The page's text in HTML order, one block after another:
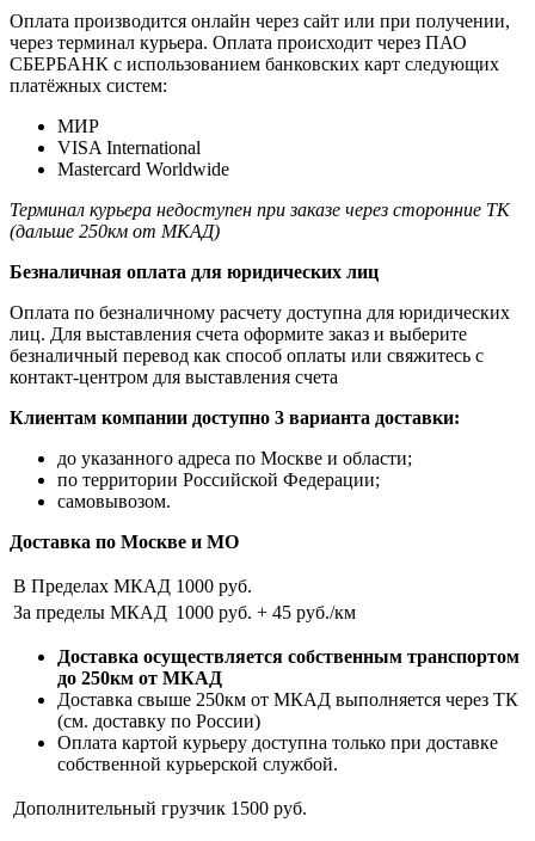
Оплата производится онлайн через сайт или при получении,
через терминал курьера. Оплата происходит через ПАО
СБЕРБАНК с использованием банковских карт следующих
платёжных систем:
МИР
VISA International
Mastercard Worldwide
Терминал курьера недоступен при заказе через сторонние ТК
(дальше 250км от МКАД)
Безналичная оплата для юридических лиц
Оплата по безналичному расчету доступна для юридических
лиц. Для выставления счета оформите заказ и выберите
безналичный перевод как способ оплаты или свяжитесь с
контакт-центром для выставления счета
Клиентам компании доступно 3 варианта доставки:
до указанного адреса по Москве и области;
по территории Российской Федерации;
самовывозом.
Доставка по Москве и МО
В Пределах МКАД 1000 руб.
За пределы МКАД 1000 руб. + 45 руб./км
Доставка осуществляется собственным транспортом
до 250км от МКАД
Доставка свыше 250км от МКАД выполняется через ТК
(см. доставку по России)
Оплата картой курьеру доступна только при доставке
собственной курьерской службой.
Дополнительный грузчик 1500 руб.